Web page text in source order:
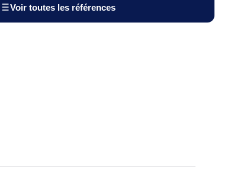
Voir toutes les références